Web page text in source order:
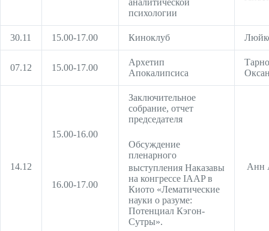
аналитической
психологии
30.11 15.00-17.00 Киноклуб
07.12 15.00-17.00
Архетип
Апокалипсиса
14.12
15.00-16.00
16.00-17.00
Заключительное
собрание, отчет
председателя
Обсуждение
пленарного
выступления Наказавы
на конгрессе IAAP в
Киото «Лематические
науки о разуме:
Потенциал Кэгон-
Сутры».
Анн